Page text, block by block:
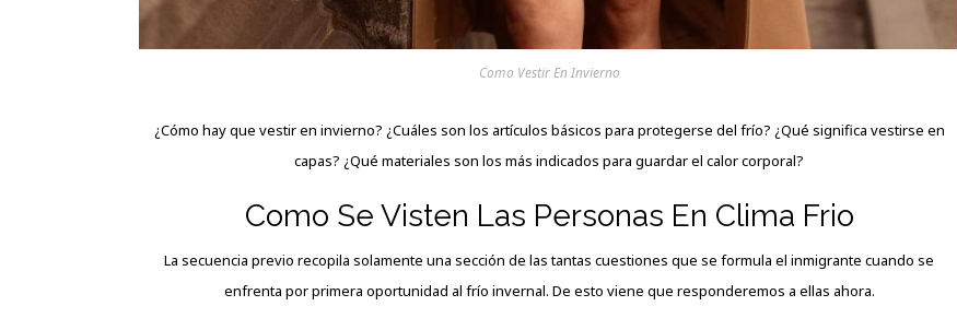
Como Vestir En Invierno
¿Cómo hay que vestir en invierno? ¿Cuáles son los artículos básicos para protegerse del frío? ¿Qué significa vestirse en
capas? ¿Qué materiales son los más indicados para guardar el calor corporal?
Como Se Visten Las Personas En Clima Frio
La secuencia previo recopila solamente una sección de las tantas cuestiones que se formula el inmigrante cuando se
enfrenta por primera oportunidad al frío invernal. De esto viene que responderemos a ellas ahora.